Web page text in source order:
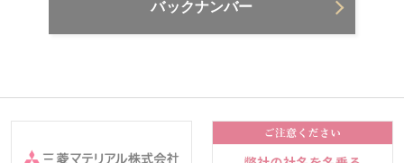
バックナンバー